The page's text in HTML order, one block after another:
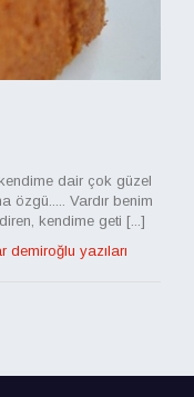
dair çok güzel
özgü..... Vardır benim
kendime geti [...]
demiroğlu yazıları